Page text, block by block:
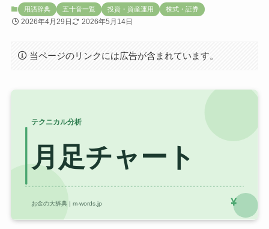
用語辞典 五十音一覧 投資・資産運用 株式・証券
2026年4月29日 2026年5月14日
当ページのリンクには広告が含まれています。